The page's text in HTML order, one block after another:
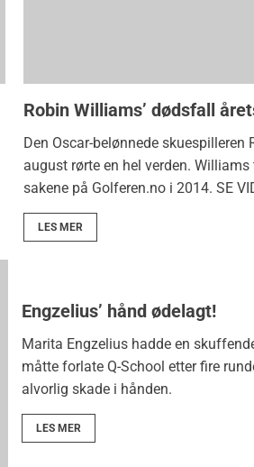
Robin Williams’ dødsfall
Den Oscar-belønnede skuespilleren
august rørte en hel verden.
sakene på Golferen.no i 2014. SE
LES MER
Engzelius’ hånd ødelagt!
Marita Engzelius hadde en
måtte forlate Q-School etter fire
alvorlig skade i hånden.
LES MER